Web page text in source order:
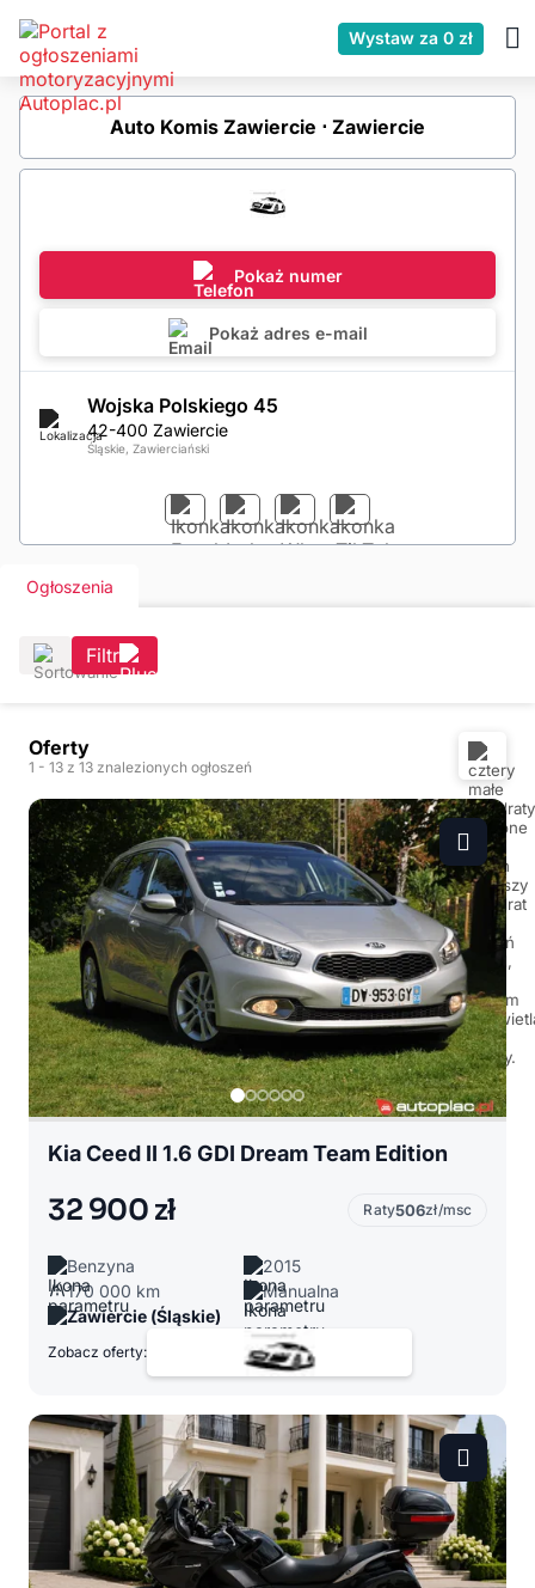
Wystaw za 0 zł
Auto Komis Zawiercie ⋅ Zawiercie
Pokaż numer
Pokaż adres e-mail
Wojska Polskiego 45
42-400 Zawiercie
Śląskie, Zawierciański
Ogłoszenia
Filtr
Oferty
1 - 13 z 13 znalezionych ogłoszeń
Kia Ceed II 1.6 GDI Dream Team Edition
32 900 zł Raty506zł/msc
Benzyna
2015
170 000 km
Manualna
Zawiercie (Śląskie)
Zobacz oferty: